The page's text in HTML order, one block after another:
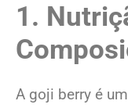
1.
A goji berry é